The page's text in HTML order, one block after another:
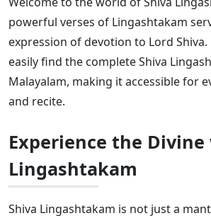
powerful verses of Lingashtakam
expression of devotion to Lord Shiva.
easily find the complete Shiva
Malayalam, making it accessible for
and recite.
Experience the
Lingashtakam
Shiva Lingashtakam is not just a